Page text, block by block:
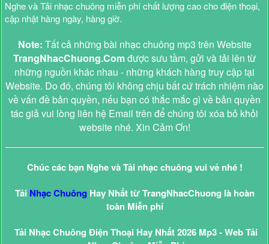
Nghe và Tải nhạc chuông miễn phí chất lượng cao cho điện thoại,
cập nhật hàng ngày, hàng giờ.
Note: Tất cả những bài nhạc chuông mp3 trên Website
TrangNhacChuong.Comđược sưu tầm, gửi và tải lên từ
những nguồn khác nhau - những khách hàng truy cập tại
Website. Do đó, chúng tôi không chịu bất cứ trách nhiệm nào
về vấn đề bản quyền, nếu bạn có thắc mắc gì về bản quyền
tác giả vui lòng liên hệ Email trên để chúng tôi xóa bỏ khỏi
website nhé. Xin Cảm Ơn!
Chúc các bạn Nghe và Tải nhạc chuông vui vẻ nhé !
Tải Nhạc Chuông Hay Nhất từ TrangNhacChuong là hoàn
toàn Miễn phí
Tải Nhạc Chuông Điện Thoại Hay Nhất 2026 Mp3 - Web Tải